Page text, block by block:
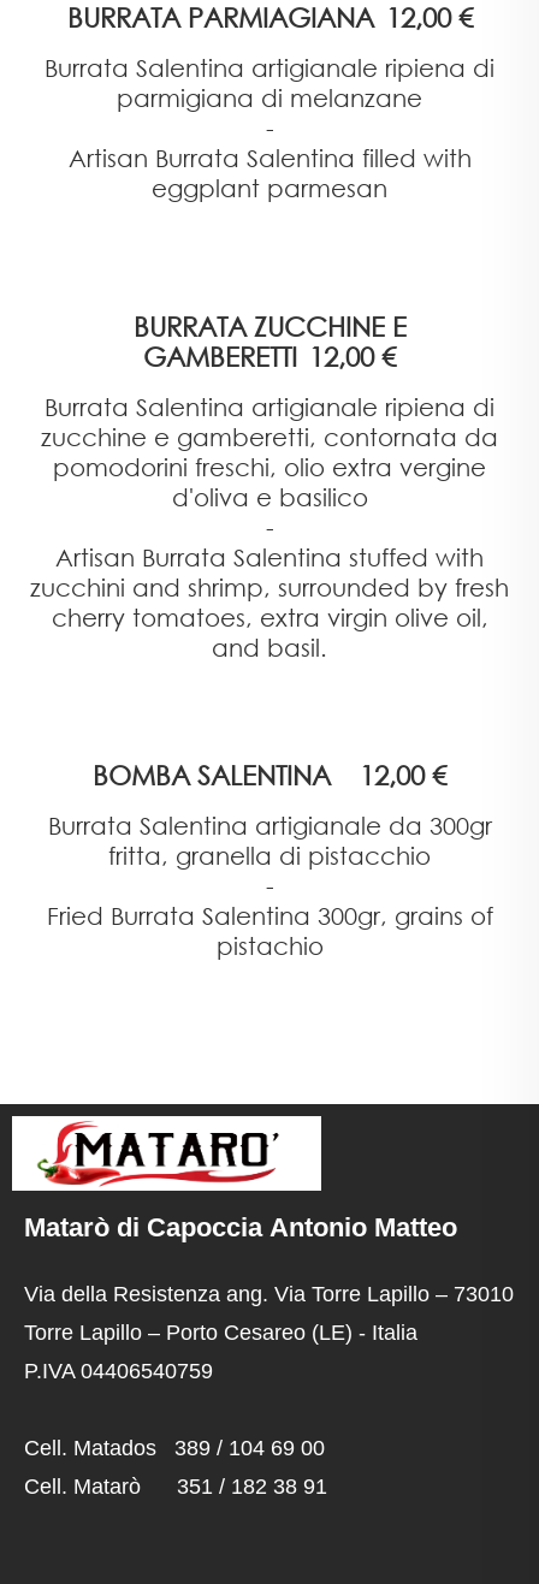
BURRATA PARMIAGIANA 12,00 €
Burrata Salentina artigianale ripiena di
parmigiana di melanzane
-
Artisan Burrata Salentina filled with
eggplant parmesan
BURRATA ZUCCHINE E
GAMBERETTI 12,00 €
Burrata Salentina artigianale ripiena di
zucchine e gamberetti, contornata da
pomodorini freschi, olio extra vergine
d'oliva e basilico
-
Artisan Burrata Salentina stuffed with
zucchini and shrimp, surrounded by fresh
cherry tomatoes, extra virgin olive oil,
and basil.
BOMBA SALENTINA 12,00 €
Burrata Salentina artigianale da 300gr
fritta, granella di pistacchio
-
Fried Burrata Salentina 300gr, grains of
pistachio
Matarò di Capoccia Antonio Matteo
Via della Resistenza ang. Via Torre Lapillo – 73010
Torre Lapillo – Porto Cesareo (LE) - Italia
P.IVA 04406540759
Cell. Matados 389 / 104 69 00
Cell. Matarò 351 / 182 38 91